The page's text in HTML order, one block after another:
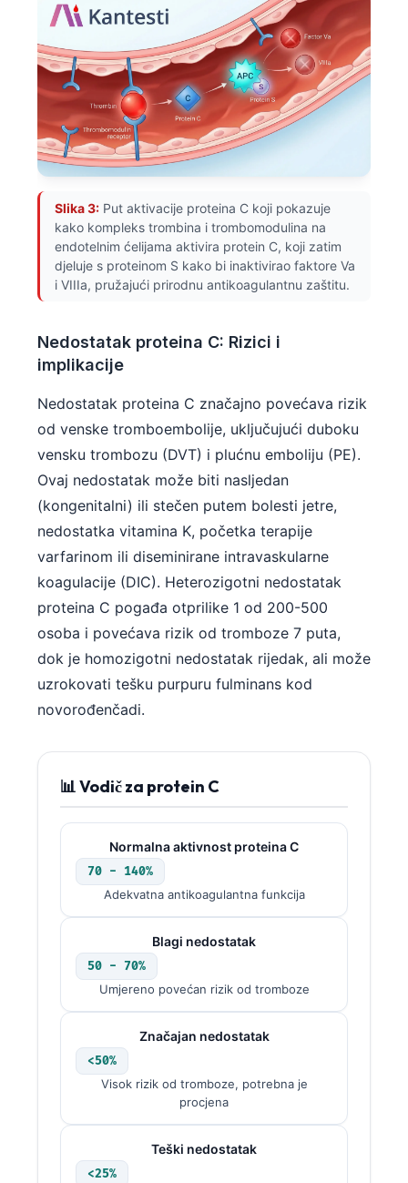
Slika 3: Put aktivacije proteina C koji pokazuje
kako kompleks trombina i trombomodulina na
endotelnim ćelijama aktivira protein C, koji zatim
djeluje s proteinom S kako bi inaktivirao faktore Va
i VIIIa, pružajući prirodnu antikoagulantnu zaštitu.
Nedostatak proteina C: Rizici i
implikacije
Nedostatak proteina C značajno povećava rizik
od venske tromboembolije, uključujući duboku
vensku trombozu (DVT) i plućnu emboliju (PE).
Ovaj nedostatak može biti nasljedan
(kongenitalni) ili stečen putem bolesti jetre,
nedostatka vitamina K, početka terapije
varfarinom ili diseminirane intravaskularne
koagulacije (DIC). Heterozigotni nedostatak
proteina C pogađa otprilike 1 od 200-500
osoba i povećava rizik od tromboze 7 puta,
dok je homozigotni nedostatak rijedak, ali može
uzrokovati tešku purpuru fulminans kod
novorođenčadi.
📊 Vodič za protein C
Normalna aktivnost proteina C
70 - 140%
Adekvatna antikoagulantna funkcija
Blagi nedostatak
50 - 70%
Umjereno povećan rizik od tromboze
Značajan nedostatak
<50%
Visok rizik od tromboze, potrebna je
procjena
Teški nedostatak
<25%